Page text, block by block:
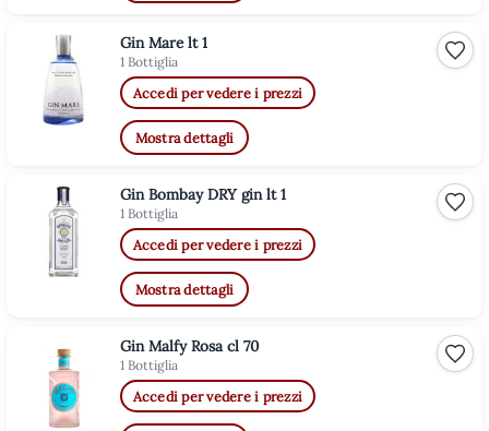
Gin Mare lt 1
1 Bottiglia
Accedi per vedere i prezzi
Mostra dettagli
Gin Bombay DRY gin lt 1
1 Bottiglia
Accedi per vedere i prezzi
Mostra dettagli
Gin Malfy Rosa cl 70
1 Bottiglia
Accedi per vedere i prezzi